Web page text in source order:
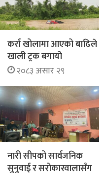
कर्रा खोलामा आएको बाढिले
खाली ट्रक बगायो
२०८३ असार २९
नारी सीपको सार्वजनिक
सुनुवाई र सरोकारवालासँग